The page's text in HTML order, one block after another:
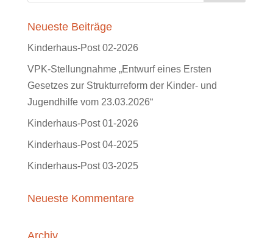
Neueste Beiträge
Kinderhaus-Post 02-2026
VPK-Stellungnahme „Entwurf eines Ersten
Gesetzes zur Strukturreform der Kinder- und
Jugendhilfe vom 23.03.2026“
Kinderhaus-Post 01-2026
Kinderhaus-Post 04-2025
Kinderhaus-Post 03-2025
Neueste Kommentare
Archiv